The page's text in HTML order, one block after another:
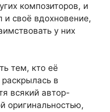
композиторов, и
и своё вдохновение,
у них
тем, кто её
в
всякий автор-
оригинальностью,